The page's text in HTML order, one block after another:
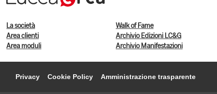
La società
Area clienti
Area moduli
Walk of Fame
Archivio Edizioni LC&G
Archivio Manifestazioni
Privacy Cookie Policy Amministrazione trasparente